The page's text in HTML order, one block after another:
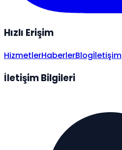
Hızlı Erişim
HizmetlerHaberlerBlogİletişim
İletişim Bilgileri